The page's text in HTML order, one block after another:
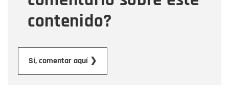
contenido?
Sí, comentar aquí ❯